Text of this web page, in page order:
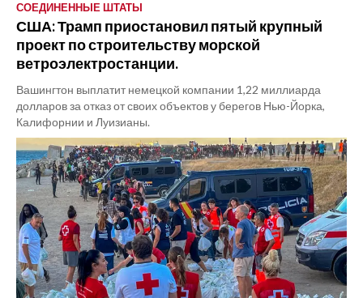
СОЕДИНЕННЫЕ ШТАТЫ
США: Трамп приостановил пятый крупный
проект по строительству морской
ветроэлектростанции.
Вашингтон выплатит немецкой компании 1,22 миллиарда
долларов за отказ от своих объектов у берегов Нью-Йорка,
Калифорнии и Луизианы.